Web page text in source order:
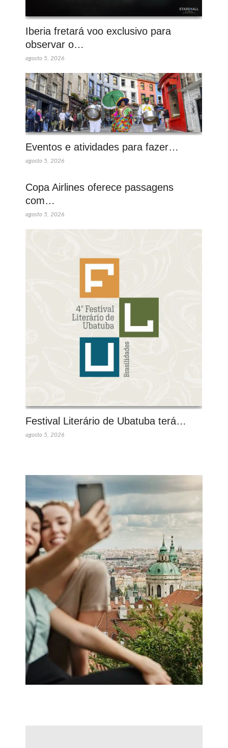
Iberia fretará voo exclusivo para
observar o…
agosto 5, 2026
Eventos e atividades para fazer…
agosto 5, 2026
Copa Airlines oferece passagens
com…
agosto 5, 2026
Festival Literário de Ubatuba terá…
agosto 5, 2026